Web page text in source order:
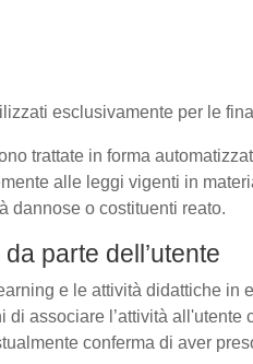
esclusivamente per le
trattate in forma
alle leggi vigenti in
dannose o costituenti reato.
parte dell’utente
e le attività didattiche in
associare l’attività all'utente
conferma di aver